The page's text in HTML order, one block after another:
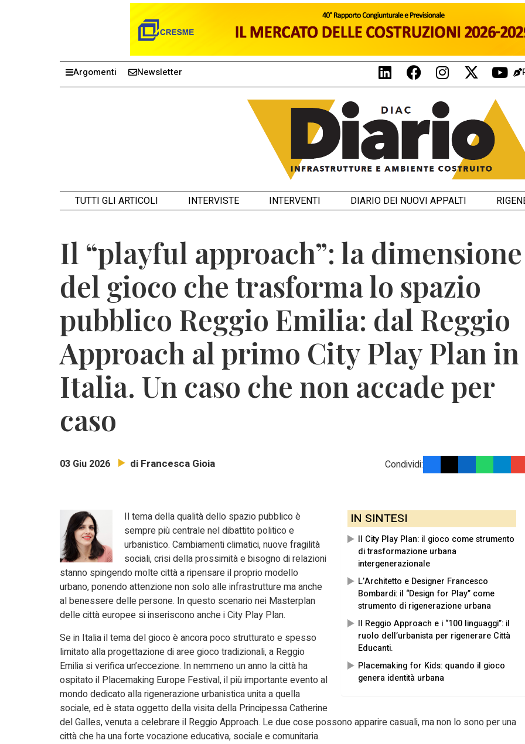
Argomenti Newsletter
TUTTI GLI ARTICOLI INTERVISTE INTERVENTI DIARIO DEI NUOVI APPALTI
Il “playful approach”: la dimensione
del gioco che trasforma lo spazio
pubblico Reggio Emilia: dal Reggio
Approach al primo City Play Plan in
Italia. Un caso che non accade per
caso
03 Giu 2026 di Francesca Gioia Condividi:
IN SINTESI
Il City Play Plan: il gioco come strumento
di trasformazione urbana
intergenerazionale
L’Architetto e Designer Francesco
Bombardi: il “Design for Play” come
strumento di rigenerazione urbana
Il Reggio Approach e i “100 linguaggi”: il
ruolo dell’urbanista per rigenerare Città
Educanti.
Placemaking for Kids: quando il gioco
genera identità urbana
Il tema della qualità dello spazio pubblico è
sempre più centrale nel dibattito politico e
urbanistico. Cambiamenti climatici, nuove fragilità
sociali, crisi della prossimità e bisogno di relazioni
stanno spingendo molte città a ripensare il proprio modello
urbano, ponendo attenzione non solo alle infrastrutture ma anche
al benessere delle persone. In questo scenario nei Masterplan
delle città europee si inseriscono anche i City Play Plan.
Se in Italia il tema del gioco è ancora poco strutturato e spesso
limitato alla progettazione di aree gioco tradizionali, a Reggio
Emilia si verifica un’eccezione. In nemmeno un anno la città ha
ospitato il Placemaking Europe Festival, il più importante evento al
mondo dedicato alla rigenerazione urbanistica unita a quella
sociale, ed è stata oggetto della visita della Principessa Catherine
del Galles, venuta a celebrare il Reggio Approach. Le due cose possono apparire casuali, ma non lo sono per una
città che ha una forte vocazione educativa, sociale e comunitaria.